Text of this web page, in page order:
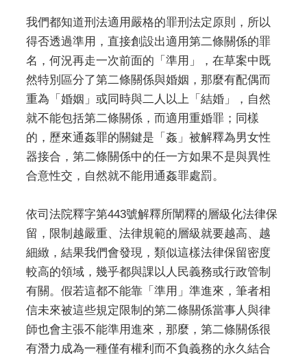
我們都知道刑法適用嚴格的罪刑法定原則，所以
得否透過準用，直接創設出適用第二條關係的罪
名，何況再走一次前面的「準用」，在草案中既
然特別區分了第二條關係與婚姻，那麼有配偶而
重為「婚姻」或同時與二人以上「結婚」，自然
就不能包括第二條關係，而適用重婚罪；同樣
的，歷來通姦罪的關鍵是「姦」被解釋為男女性
器接合，第二條關係中的任一方如果不是與異性
合意性交，自然就不能用通姦罪處罰。
依司法院釋字第443號解釋所闡釋的層級化法律保
留，限制越嚴重、法律規範的層級就要越高、越
細緻，結果我們會發現，類似這樣法律保留密度
較高的領域，幾乎都與課以人民義務或行政管制
有關。假若這都不能靠「準用」準進來，筆者相
信未來被這些規定限制的第二條關係當事人與律
師也會主張不能準用進來，那麼，第二條關係很
有潛力成為一種僅有權利而不負義務的永久結合